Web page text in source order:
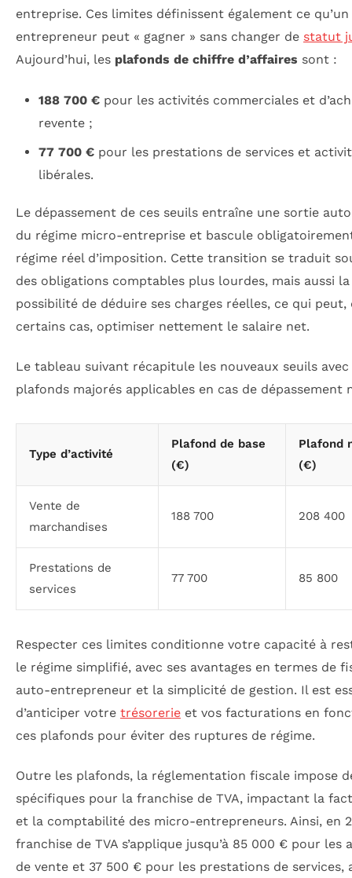
entreprise. Ces limites définissent également ce
entrepreneur peut « gagner » sans changer de statut
Aujourd’hui, les plafonds de chiffre d’affaires sont :
188 700 €pour les activités commerciales et
revente ;
77 700 €pour les prestations de services et
libérales.
Le dépassement de ces seuils entraîne une sortie
du régime micro-entreprise et bascule
régime réel d’imposition. Cette transition se traduit
des obligations comptables plus lourdes, mais aussi la
possibilité de déduire ses charges réelles, ce qui peut,
certains cas, optimiser nettement le salaire net.
Le tableau suivant récapitule les nouveaux seuils avec
plafonds majorés applicables en cas de dépassement
Type d’activité
Plafond de base
(€)
Plafond
(€)
Vente de
marchandises
188 700 208 400
Prestations de
services
77 700 85 800
Respecter ces limites conditionne votre capacité à
le régime simplifié, avec ses avantages en termes de
auto-entrepreneur et la simplicité de gestion. Il est
d’anticiper votre trésorerie et vos facturations en
ces plafonds pour éviter des ruptures de régime.
Outre les plafonds, la réglementation fiscale impose
spécifiques pour la franchise de TVA, impactant la
et la comptabilité des micro-entrepreneurs. Ainsi, en
franchise de TVA s’applique jusqu’à 85 000 € pour les
de vente et 37 500 € pour les prestations de services,